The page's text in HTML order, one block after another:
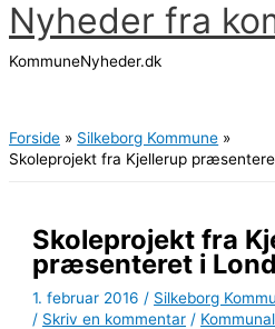
Gå
til
indholdet
Nyheder fra
KommuneNyheder.dk
Forside
Silkeborg Kommune
Skoleprojekt fra Kjellerup
Skoleprojekt fra
præsenteret i
1. februar 2016 / Silkeborg
/ Skriv en kommentar /